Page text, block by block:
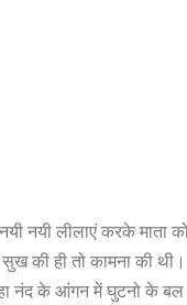
नयी लीलाएं करके माता
की ही तो कामना की
नंद के आंगन में घुटनो के